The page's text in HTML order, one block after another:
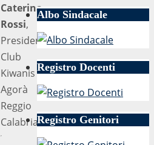
Caterina
Rossi,
Presidente
Club
Kiwanis
Agorà
Reggio
Calabria.
Albo Sindacale
Registro Docenti
Registro Genitori